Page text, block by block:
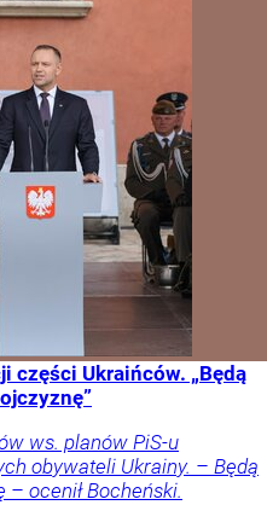
części Ukraińców. „Będą
ws. planów PiS-u
obywateli Ukrainy. – Będą
ocenił Bocheński.